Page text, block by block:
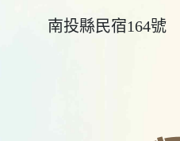
南投縣民宿164號